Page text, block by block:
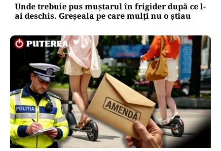
Unde trebuie pus muștarul în frigider după ce l-
ai deschis. Greșeala pe care mulți nu o știau